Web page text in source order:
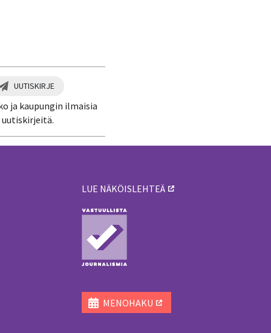
UUTISKIRJE
ja kaupungin ilmaisia
uutiskirjeitä.
LUE NÄKÖISLEHTEÄ
MENOHAKU